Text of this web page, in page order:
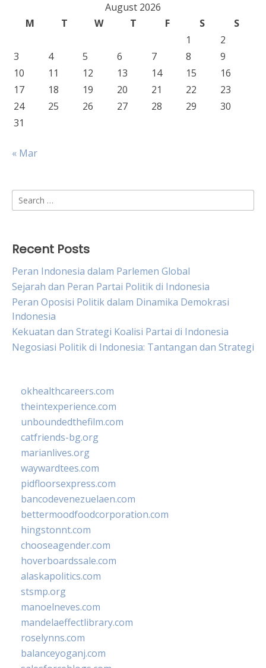
August 2026
M
T W T F S
S
1
2
3
4 5 6 7 8
9
10
11 12 13 14 15
16
17
18 19 20 21 22
23
24
25 26 27 28 29
30
31
« Mar
Search
for:
Recent Posts
Peran Indonesia dalam Parlemen Global
Sejarah dan Peran Partai Politik di Indonesia
Peran Oposisi Politik dalam Dinamika Demokrasi
Indonesia
Kekuatan dan Strategi Koalisi Partai di Indonesia
Negosiasi Politik di Indonesia: Tantangan dan Strategi
okhealthcareers.com
theintexperience.com
unboundedthefilm.com
catfriends-bg.org
marianlives.org
waywardtees.com
pidfloorsexpress.com
bancodevenezuelaen.com
bettermoodfoodcorporation.com
hingstonnt.com
chooseagender.com
hoverboardssale.com
alaskapolitics.com
stsmp.org
manoelneves.com
mandelaeffectlibrary.com
roselynns.com
balanceyoganj.com